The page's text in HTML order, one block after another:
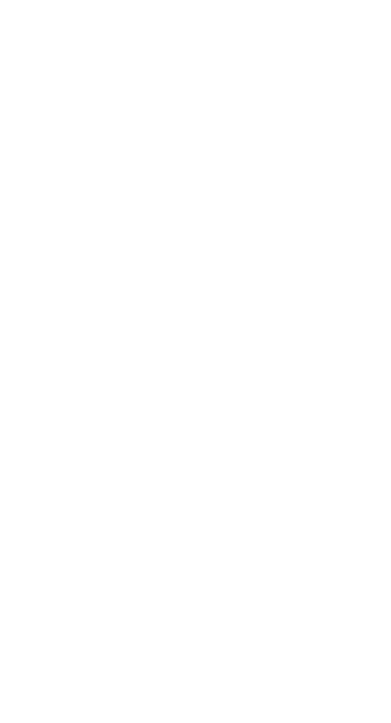
il nostro portfolio completo.
ti aiuterà a trovare il dispositivo più adatto a te.
Global Job Market e trova le posizioni aperte per ogni profilo di carriera.
un nostro referente.